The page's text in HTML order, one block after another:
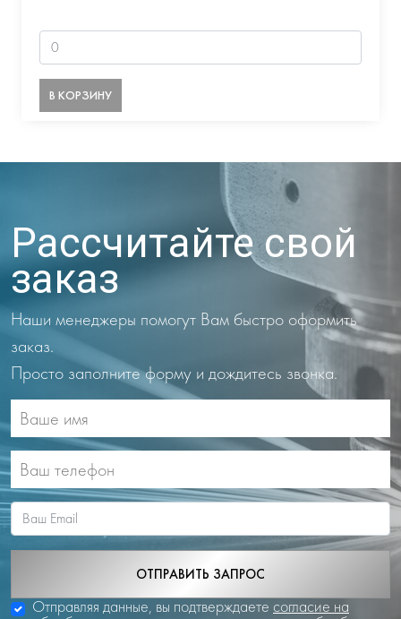
В КОРЗИНУ
Рассчитайте свой
заказ
Наши менеджеры помогут Вам быстро оформить
заказ.
Просто заполните форму и дождитесь звонка.
ОТПРАВИТЬ ЗАПРОС
Отправляя данные, вы подтверждаете согласие на